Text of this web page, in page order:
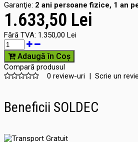
Garanţie: 2 ani persoane fizice, 1 an
1.633,50 Lei
Fără TVA: 1.350,00 Lei
Adaugă în Coş
Compară produsul
0 review-uri | Scrie un
Beneficii SOLDEC